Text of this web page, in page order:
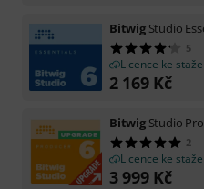
Bitwig Studio
5
Licence ke
2 169 Kč
Bitwig Studio
2
Licence ke
3 999 Kč